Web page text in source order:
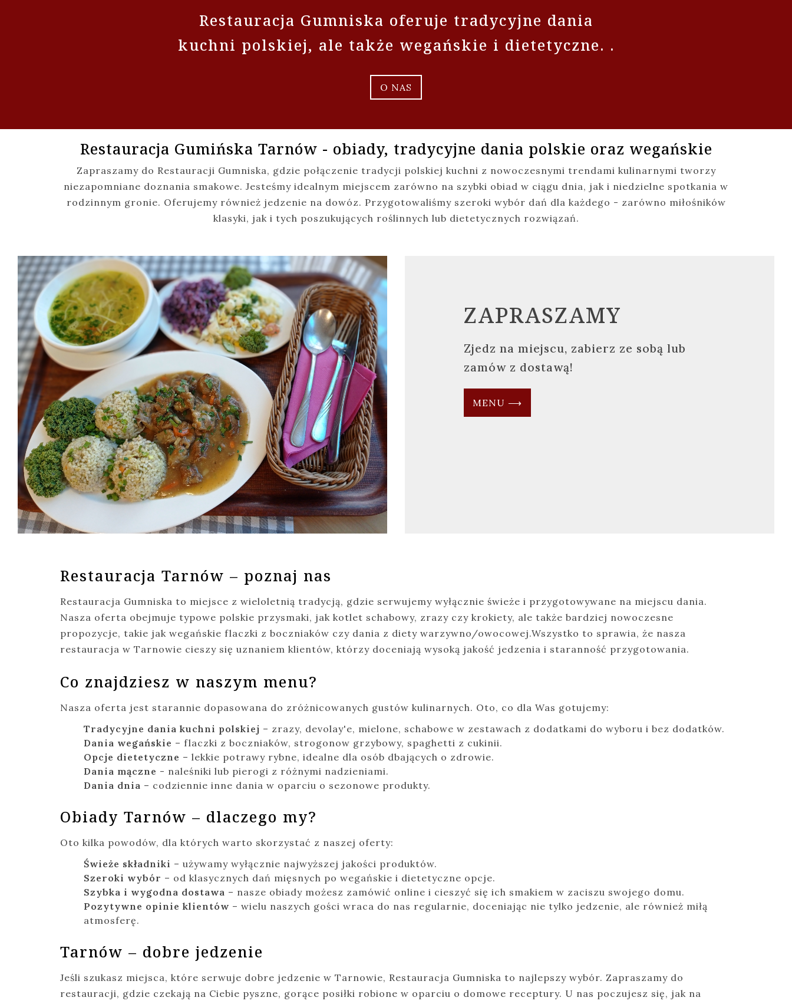
Restauracja Gumniska oferuje tradycyjne dania
kuchni polskiej, ale także wegańskie i dietetyczne. .
O NAS
Restauracja Gumińska Tarnów - obiady, tradycyjne dania polskie oraz wegańskie
Zapraszamy do Restauracji Gumniska, gdzie połączenie tradycji polskiej kuchni z nowoczesnymi trendami kulinarnymi tworzy
niezapomniane doznania smakowe. Jesteśmy idealnym miejscem zarówno na szybki obiad w ciągu dnia, jak i niedzielne spotkania w
rodzinnym gronie. Oferujemy również jedzenie na dowóz. Przygotowaliśmy szeroki wybór dań dla każdego - zarówno miłośników
klasyki, jak i tych poszukujących roślinnych lub dietetycznych rozwiązań.
ZAPRASZAMY
Zjedz na miejscu, zabierz ze sobą lub
zamów z dostawą!
MENU ⟶
Restauracja Tarnów – poznaj nas
Restauracja Gumniska to miejsce z wieloletnią tradycją, gdzie serwujemy wyłącznie świeże i przygotowywane na miejscu dania.
Nasza oferta obejmuje typowe polskie przysmaki, jak kotlet schabowy, zrazy czy krokiety, ale także bardziej nowoczesne
propozycje, takie jak wegańskie flaczki z boczniaków czy dania z diety warzywno/owocowej.Wszystko to sprawia, że nasza
restauracja w Tarnowie cieszy się uznaniem klientów, którzy doceniają wysoką jakość jedzenia i staranność przygotowania.
Co znajdziesz w naszym menu?
Nasza oferta jest starannie dopasowana do zróżnicowanych gustów kulinarnych. Oto, co dla Was gotujemy:
Tradycyjne dania kuchni polskiej – zrazy, devolay'e, mielone, schabowe w zestawach z dodatkami do wyboru i bez dodatków.
Dania wegańskie – flaczki z boczniaków, strogonow grzybowy, spaghetti z cukinii.
Opcje dietetyczne – lekkie potrawy rybne, idealne dla osób dbających o zdrowie.
Dania mączne - naleśniki lub pierogi z różnymi nadzieniami.
Dania dnia – codziennie inne dania w oparciu o sezonowe produkty.
Obiady Tarnów – dlaczego my?
Oto kilka powodów, dla których warto skorzystać z naszej oferty:
Świeże składniki – używamy wyłącznie najwyższej jakości produktów.
Szeroki wybór – od klasycznych dań mięsnych po wegańskie i dietetyczne opcje.
Szybka i wygodna dostawa – nasze obiady możesz zamówić online i cieszyć się ich smakiem w zaciszu swojego domu.
Pozytywne opinie klientów – wielu naszych gości wraca do nas regularnie, doceniając nie tylko jedzenie, ale również miłą
atmosferę.
Tarnów – dobre jedzenie
Jeśli szukasz miejsca, które serwuje dobre jedzenie w Tarnowie, Restauracja Gumniska to najlepszy wybór. Zapraszamy do
restauracji, gdzie czekają na Ciebie pyszne, gorące posiłki robione w oparciu o domowe receptury. U nas poczujesz się, jak na